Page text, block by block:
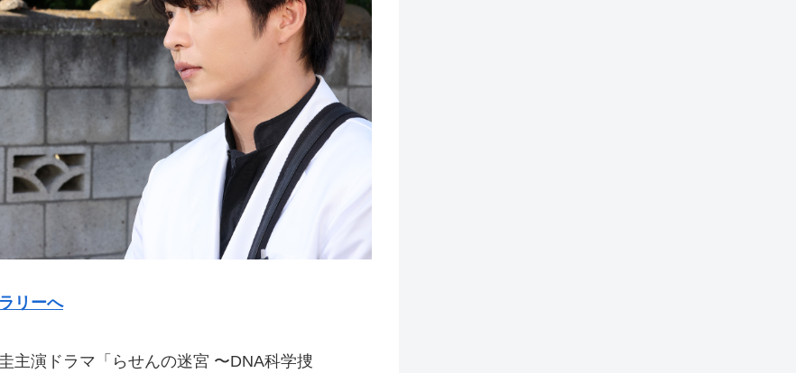
リーへ
主演ドラマ「らせんの迷宮 〜DNA科学捜